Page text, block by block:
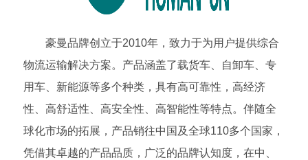
豪曼品牌创立于2010年，致力于为用户提供综合
物流运输解决方案。产品涵盖了载货车、自卸车、专
用车、新能源等多个种类，具有高可靠性，高经济
性、高舒适性、高安全性、高智能性等特点。伴随全
球化市场的拓展，产品销往中国及全球110多个国家，
凭借其卓越的产品品质，广泛的品牌认知度，在中、